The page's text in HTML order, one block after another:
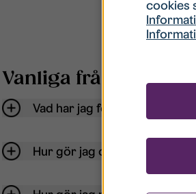
Vanliga frågor och
Vad har jag för användarnamn?
Hur gör jag om mitt konto är
cookies